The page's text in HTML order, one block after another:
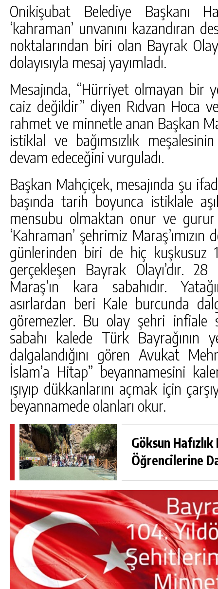
Onikişubat Belediye Başkanı
‘kahraman’ unvanını kazandıran
noktalarından biri olan Bayrak
dolayısıyla mesaj yayımladı.
Mesajında, “Hürriyet olmayan bir
caiz değildir” diyen Rıdvan Hoca
rahmet ve minnetle anan Başkan
istiklal ve bağımsızlık
devam edeceğini vurguladı.
Başkan Mahçiçek, mesajında şu
başında tarih boyunca istiklale
mensubu olmaktan onur ve
‘Kahraman’ şehrimiz
günlerinden biri de hiç kuşkusuz
gerçekleşen Bayrak Olayı’dır.
Maraş’ın kara sabahıdır.
asırlardan beri Kale burcunda
göremezler. Bu olay şehri infiale
sabahı kalede Türk Bayrağının
dalgalandığını gören Avukat
İslam’a Hitap” beyannamesini
ışıyıp dükkanlarını açmak için
beyannamede olanları okur.
Göksun Hafızlık
Öğrencilerine